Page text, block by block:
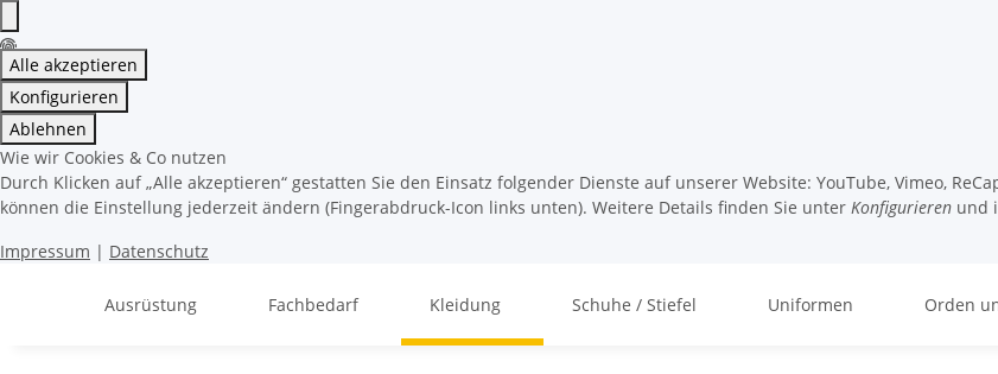
Alle akzeptieren
Konfigurieren
Ablehnen
Wie wir Cookies & Co nutzen
Durch Klicken auf „Alle akzeptieren“ gestatten Sie den Einsatz folgender Dienste auf unserer Website: YouTube, Vimeo,
können die Einstellung jederzeit ändern (Fingerabdruck-Icon links unten). Weitere Details finden Sie unter Konfigurieren und
Impressum | Datenschutz
Ausrüstung Fachbedarf Kleidung Schuhe / Stiefel Uniformen Orden